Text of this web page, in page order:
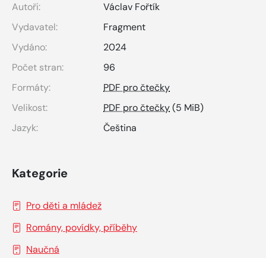
Autoři:
Václav Fořtík
Vydavatel:
Fragment
Vydáno:
2024
Počet stran:
96
Formáty:
PDF pro čtečky
Velikost:
PDF pro čtečky(5 MiB)
Jazyk:
Čeština
Kategorie
Pro děti a mládež
Romány, povídky, příběhy
Naučná